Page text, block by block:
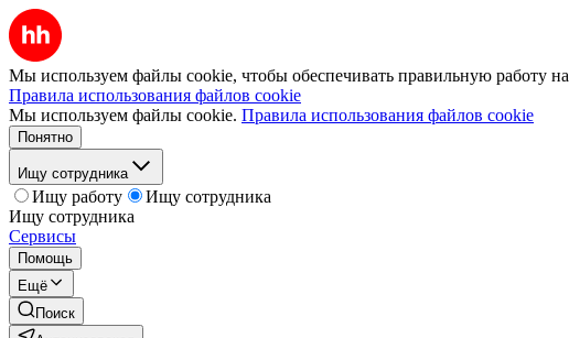
Мы используем файлы cookie, чтобы обеспечивать правильную работу
Правила использования файлов cookie
Мы используем файлы cookie. Правила использования файлов cookie
Понятно
Ищу сотрудника
Ищу работу
Ищу сотрудника
Ищу сотрудника
Сервисы
Помощь
Ещё
Поиск